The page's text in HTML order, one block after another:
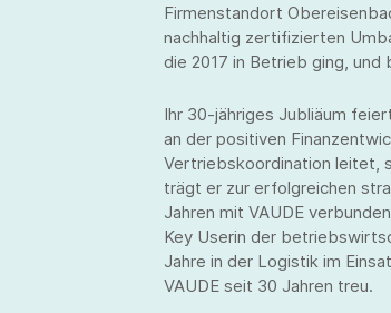
Firmenstandort
nachhaltig zertifizierten
die 2017 in Betrieb ging, und
Ihr 30-jähriges Jubliäum
an der positiven
Vertriebskoordination leitet,
trägt er zur erfolgreichen
Jahren mit VAUDE
Key Userin der
Jahre in der Logistik im
VAUDE seit 30 Jahren treu.